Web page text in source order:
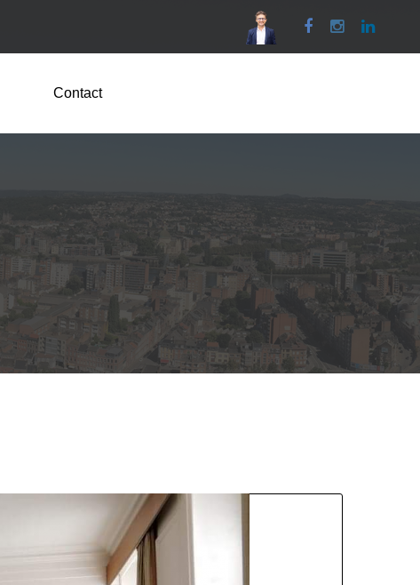
Contact